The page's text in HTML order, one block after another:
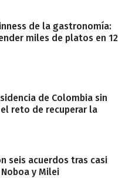
de la gastronomía:
miles de platos en 12
de Colombia sin
reto de recuperar la
seis acuerdos tras casi
y Milei